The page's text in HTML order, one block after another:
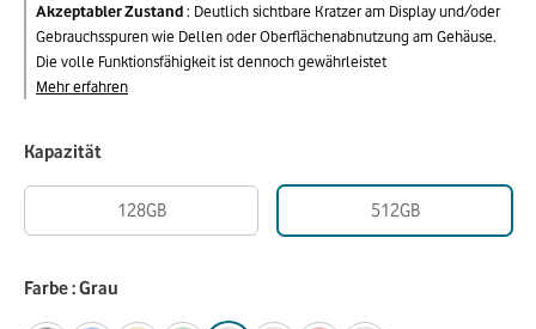
Akzeptabler Zustand: Deutlich sichtbare Kratzer am Display und/oder
Gebrauchsspuren wie Dellen oder Oberflächenabnutzung am Gehäuse.
Die volle Funktionsfähigkeit ist dennoch gewährleistet
Mehr erfahren
Kapazität
128GB 512GB
Farbe : Grau